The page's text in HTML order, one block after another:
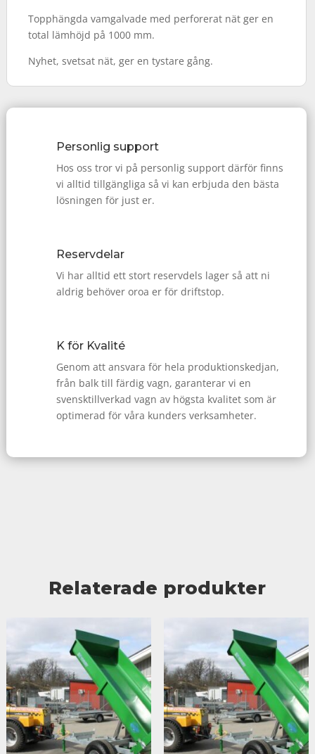
Topphängda vamgalvade med perforerat nät ger en
total lämhöjd på 1000 mm.
Nyhet, svetsat nät, ger en tystare gång.
Personlig support
Hos oss tror vi på personlig support därför finns
vi alltid tillgängliga så vi kan erbjuda den bästa
lösningen för just er.
Reservdelar
Vi har alltid ett stort reservdels lager så att ni
aldrig behöver oroa er för driftstop.
K för Kvalité
Genom att ansvara för hela produktionskedjan,
från balk till färdig vagn, garanterar vi en
svensktillverkad vagn av högsta kvalitet som är
optimerad för våra kunders verksamheter.
Relaterade produkter